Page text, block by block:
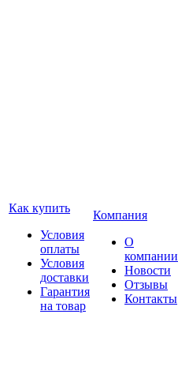
Как купить
Условия
оплаты
Условия
доставки
Гарантия
на товар
Компания
О
компании
Новости
Отзывы
Контакты